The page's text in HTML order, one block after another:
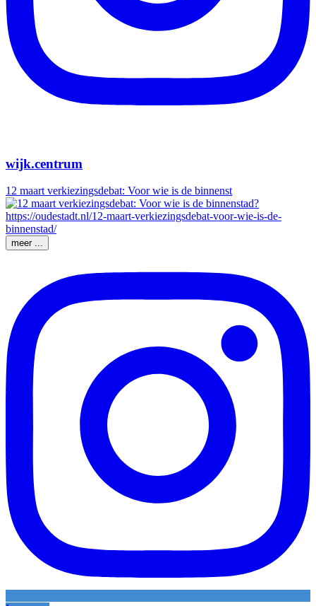
wijk.centrum
12 maart verkiezingsdebat: Voor wie is de binnenst
meer ...